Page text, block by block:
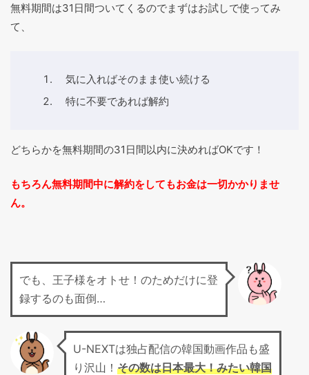
無料期間は31日間ついてくるのでまずはお試しで使ってみ
て、
気に入ればそのまま使い続ける
特に不要であれば解約
どちらかを無料期間の31日間以内に決めればOKです！
もちろん無料期間中に解約をしてもお金は一切かかりませ
ん。
でも、王子様をオトせ！のためだけに登
録するのも面倒…
U-NEXTは独占配信の韓国動画作品も盛
り沢山！ その数は日本最大！みたい韓国